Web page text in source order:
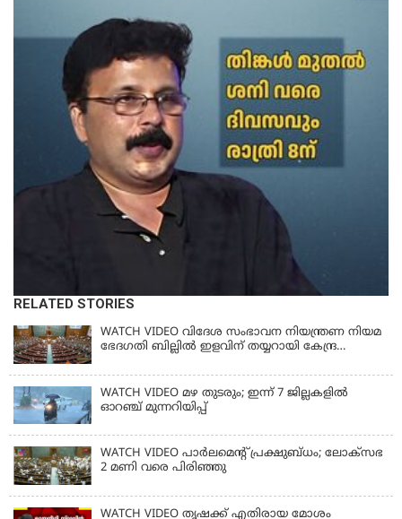
RELATED STORIES
WATCH VIDEO വിദേശ സംഭാവന നിയന്ത്രണ നിയമ
ഭേദഗതി ബില്ലില്‍ ഇളവിന് തയ്യറായി കേന്ദ്ര
WATCH VIDEO മഴ തുടരും; ഇന്ന് 7 ജില്ലകളിൽ
ഓറഞ്ച് മുന്നറിയിപ്പ്
WATCH VIDEO പാർലമെൻ്റ് പ്രക്ഷുബ്ധം; ലോക്സഭ
2 മണി വരെ പിരിഞ്ഞു
WATCH VIDEO തൃഷക്ക് എതിരായ മോശം